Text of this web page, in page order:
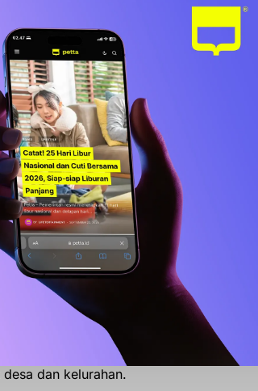
“Bergerak Bersama PKK Mewujudkan
gerakan PKK sejalan dengan arah
keluarga sebagai fondasi utama
dan kesehatan menjadi dua
hidup keluarga. Keduanya
secara jangka panjang.
baik, biasanya sehat. Kalau sehat,
GASSPOL dan
tersebut, Wakil Bupati memberikan
dengan Pangan Lokal (GASSPOL)
dan kelurahan.